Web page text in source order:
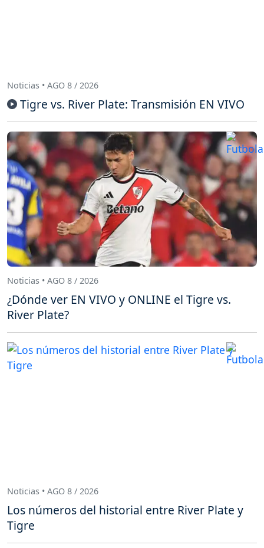
Noticias • AGO 8 / 2026
Tigre vs. River Plate: Transmisión EN VIVO
Noticias • AGO 8 / 2026
¿Dónde ver EN VIVO y ONLINE el Tigre vs.
River Plate?
Noticias • AGO 8 / 2026
Los números del historial entre River Plate y
Tigre